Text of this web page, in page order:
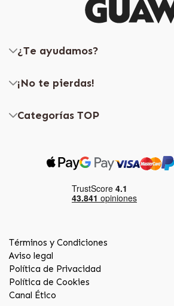
¿Te ayudamos?
¡No te pierdas!
Categorías TOP
Términos y Condiciones
Aviso legal
Política de Privacidad
Política de Cookies
Canal Ético